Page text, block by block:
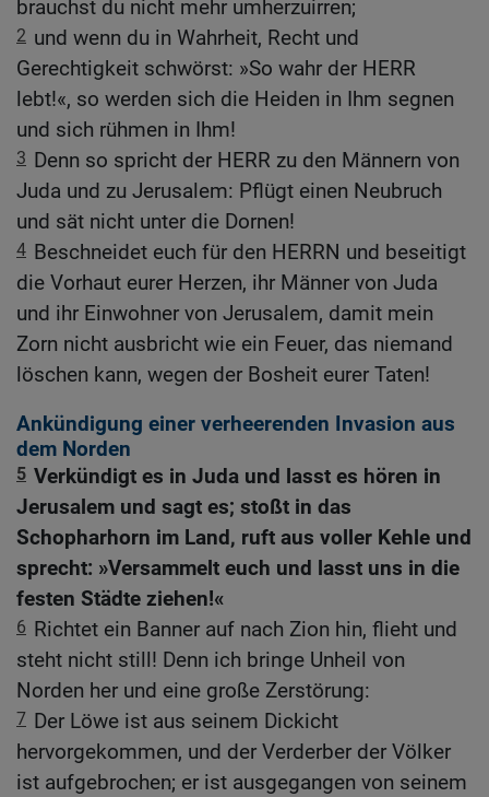
brauchst du nicht mehr umherzuirren;
2 und wenn du in Wahrheit, Recht und
Gerechtigkeit schwörst: »So wahr der HERR
lebt!«, so werden sich die Heiden in Ihm segnen
und sich rühmen in Ihm!
3 Denn so spricht der HERR zu den Männern von
Juda und zu Jerusalem: Pflügt einen Neubruch
und sät nicht unter die Dornen!
4 Beschneidet euch für den HERRN und beseitigt
die Vorhaut eurer Herzen, ihr Männer von Juda
und ihr Einwohner von Jerusalem, damit mein
Zorn nicht ausbricht wie ein Feuer, das niemand
löschen kann, wegen der Bosheit eurer Taten!
Ankündigung einer verheerenden Invasion aus
dem Norden
5 Verkündigt es in Juda und lasst es hören in
Jerusalem und sagt es; stoßt in das
Schopharhorn im Land, ruft aus voller Kehle und
sprecht: »Versammelt euch und lasst uns in die
festen Städte ziehen!«
6 Richtet ein Banner auf nach Zion hin, flieht und
steht nicht still! Denn ich bringe Unheil von
Norden her und eine große Zerstörung:
7 Der Löwe ist aus seinem Dickicht
hervorgekommen, und der Verderber der Völker
ist aufgebrochen; er ist ausgegangen von seinem